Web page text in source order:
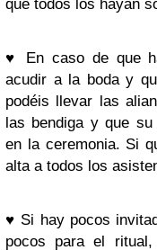
que todos los hayan
♥
En caso de que
acudir a la boda y
podéis llevar las
las bendiga y que
en la ceremonia. Si
alta a todos los
♥ Si hay pocos
pocos para el